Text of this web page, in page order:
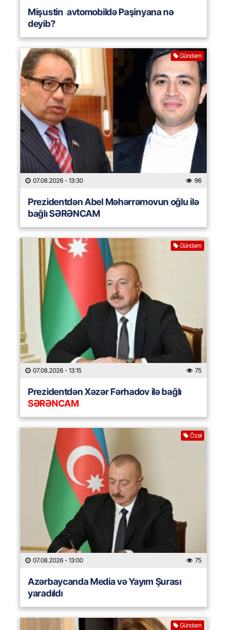
Mişustin avtomobildə Paşinyana nə
deyib?
Gündəm
07.08.2026 - 13:30 96
Prezidentdən Abel Məhərrəmovun oğlu ilə
bağlı SƏRƏNCAM
Gündəm
07.08.2026 - 13:15 75
Prezidentdən Xəzər Fərhadov ilə bağlı
SƏRƏNCAM
Özəl
07.08.2026 - 13:00 75
Azərbaycanda Media və Yayım Şurası
yaradıldı
Gündəm